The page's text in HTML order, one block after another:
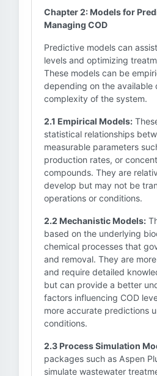
Chapter 2: Models for
Managing COD
Predictive models can
levels and optimizing
These models can be
depending on the available
complexity of the system.
2.1 Empirical Models:
statistical relationships
measurable parameters
production rates, or
compounds. They are
develop but may not be
operations or conditions.
2.2 Mechanistic Models:
based on the underlying
chemical processes that
and removal. They are
and require detailed
but can provide a better
factors influencing COD
more accurate predictions
conditions.
2.3 Process Simulation
packages such as Aspen
simulate wastewater